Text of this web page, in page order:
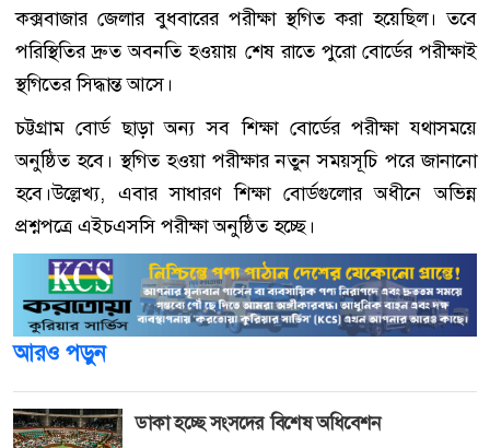
কক্সবাজার জেলার বুধবারের পরীক্ষা স্থগিত করা হয়েছিল। তবে
পরিস্থিতির দ্রুত অবনতি হওয়ায় শেষ রাতে পুরো বোর্ডের পরীক্ষাই
স্থগিতের সিদ্ধান্ত আসে।
চট্টগ্রাম বোর্ড ছাড়া অন্য সব শিক্ষা বোর্ডের পরীক্ষা যথাসময়ে
অনুষ্ঠিত হবে। স্থগিত হওয়া পরীক্ষার নতুন সময়সূচি পরে জানানো
হবে।উল্লেখ্য, এবার সাধারণ শিক্ষা বোর্ডগুলোর অধীনে অভিন্ন
প্রশ্নপত্রে এইচএসসি পরীক্ষা অনুষ্ঠিত হচ্ছে।
আরও পড়ুন
ডাকা হচ্ছে সংসদের বিশেষ অধিবেশন